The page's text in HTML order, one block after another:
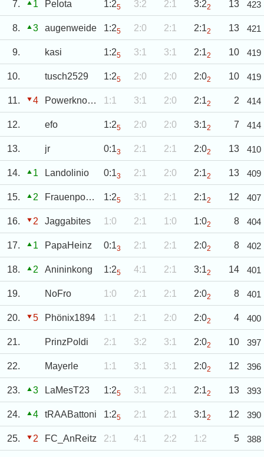
7. 1 Pelota 1:25 3:2 2:1 3:22 13 423
8. 3 augenweide 1:25 2:0 2:1 2:12 13 421
9. kasi 1:25 3:1 3:1 2:12 10 419
10. tusch2529 1:25 2:0 2:0 2:02 10 419
11. 4 Powerknoedel 1:1 3:1 2:0 2:12 2 414
12. efo 1:25 2:0 2:0 3:12 7 414
13. jr 0:13 2:1 2:1 2:02 13 410
14. 1 Landolinio 0:13 2:1 2:0 2:12 13 409
15. 2 Frauenpower 1:25 3:1 2:1 2:12 12 407
16. 2 Jaggabites 1:0 2:1 1:0 1:02 8 404
17. 1 PapaHeinz 0:13 2:1 2:1 2:02 8 402
18. 2 Anininkong 1:25 4:1 2:1 3:12 14 401
19. NoFro 1:0 2:1 2:1 2:02 8 401
20. 5 Phönix1894 1:1 2:1 2:0 2:02 4 400
21. PrinzPoldi 2:1 3:2 3:1 2:02 10 397
22. Mayerle 1:1 3:1 3:1 2:02 12 396
23. 3 LaMesT23 1:25 3:1 2:1 2:12 13 393
24. 4 tRAABattoni 1:25 2:1 2:1 3:12 12 390
25. 2 FC_AnReitz 2:1 4:1 2:2 1:2 5 388